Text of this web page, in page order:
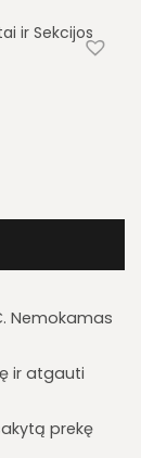
ir Sekcijos
Nemokamas
ir atgauti
prekę